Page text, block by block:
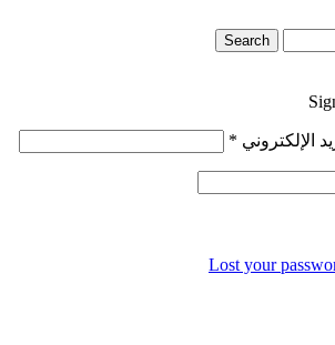
Search
الإلكتروني *
Lost your